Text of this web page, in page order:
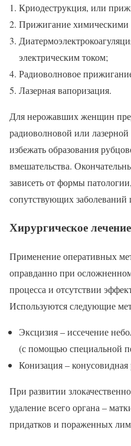
Криодеструкция, или
Прижигание химическими
электрическим током;
Радиоволновое
Лазерная вапоризация.
Для нерожавших женщин
радиоволновой или лазерной
избежать образования
вмешательства.
зависеть от формы
сопутствующих
Хирургическое лечение
Применение оперативных
оправданно при
процесса и отсутствии
Используются следующие
Эксцизия – иссечение
(с помощью специальной
Конизация –
При развитии
удаление всего органа –
придатков и пораженных